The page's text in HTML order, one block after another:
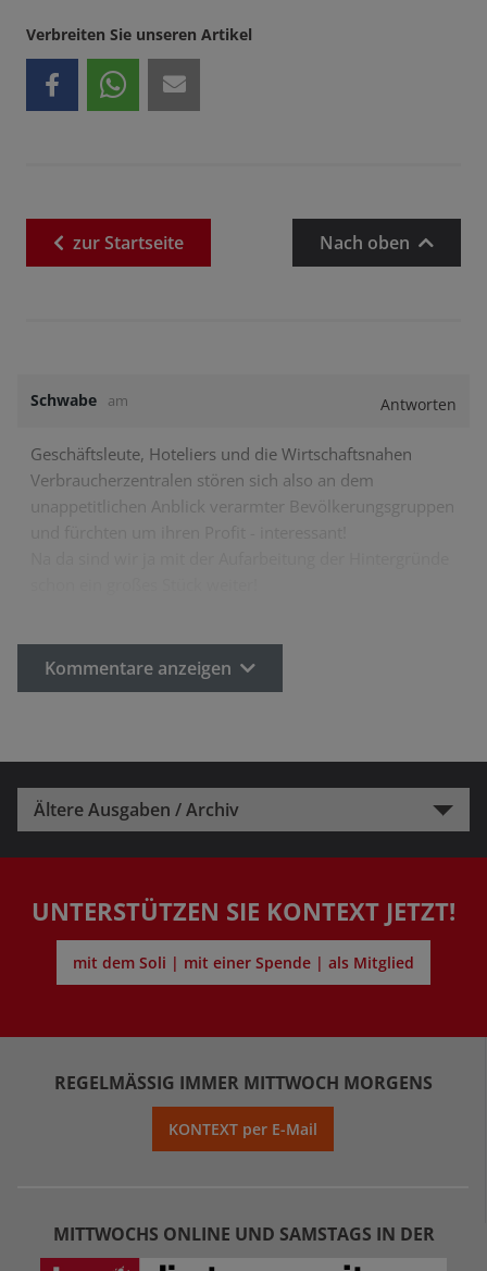
Verbreiten Sie unseren Artikel
zurStartseite Nach oben
Schwabe am Antworten
Geschäftsleute, Hoteliers und die Wirtschaftsnahen
Verbraucherzentralen stören sich also an dem
unappetitlichen Anblick verarmter Bevölkerungsgruppen
Kommentare anzeigen
Ältere Ausgaben / Archiv
UNTERSTÜTZEN SIE KONTEXT JETZT!
mit dem Soli | mit einer Spende | als Mitglied
REGELMÄSSIG IMMER MITTWOCH MORGENS
KONTEXT per E-Mail
MITTWOCHS ONLINE UND SAMSTAGS IN DER